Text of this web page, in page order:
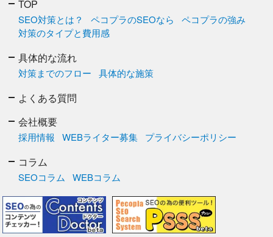
TOP
SEO対策とは？ ペコプラのSEOなら
ペコプラの強み
対策のタイプと費用感
具体的な流れ
対策までのフロー 具体的な施策
よくある質問
会社概要
採用情報 WEBライター募集 プライバシーポリシー
コラム
SEOコラム WEBコラム